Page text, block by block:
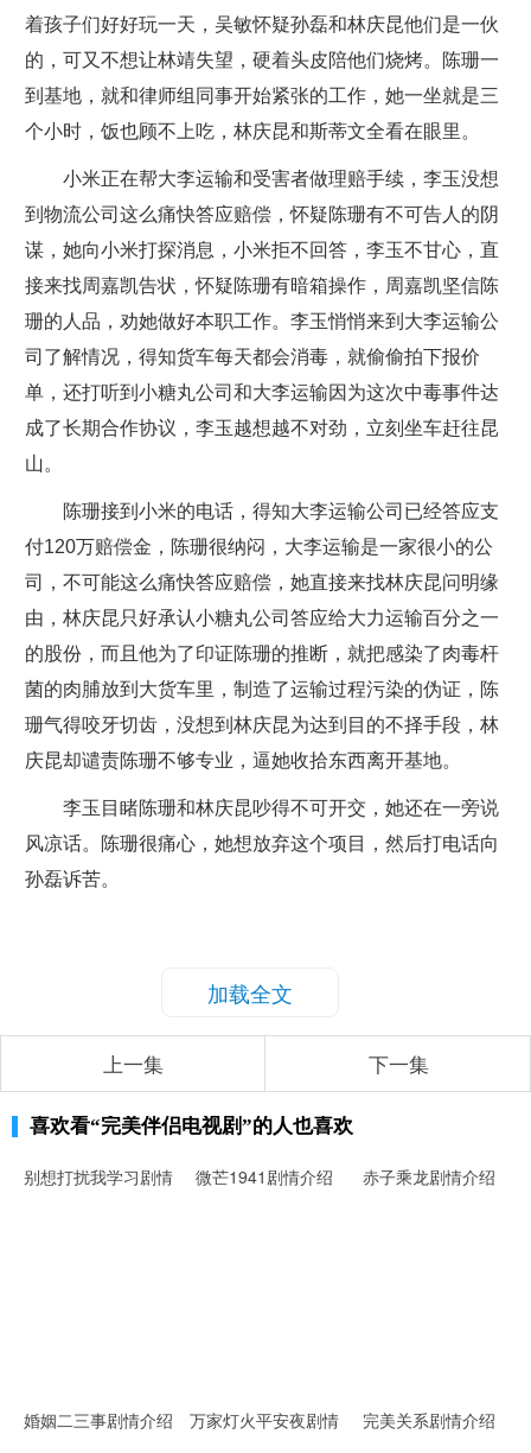
着孩子们好好玩一天，吴敏怀疑孙磊和林庆昆他们是一伙
的，可又不想让林靖失望，硬着头皮陪他们烧烤。陈珊一
到基地，就和律师组同事开始紧张的工作，她一坐就是三
个小时，饭也顾不上吃，林庆昆和斯蒂文全看在眼里。
小米正在帮大李运输和受害者做理赔手续，李玉没想
到物流公司这么痛快答应赔偿，怀疑陈珊有不可告人的阴
谋，她向小米打探消息，小米拒不回答，李玉不甘心，直
接来找周嘉凯告状，怀疑陈珊有暗箱操作，周嘉凯坚信陈
珊的人品，劝她做好本职工作。李玉悄悄来到大李运输公
司了解情况，得知货车每天都会消毒，就偷偷拍下报价
单，还打听到小糖丸公司和大李运输因为这次中毒事件达
成了长期合作协议，李玉越想越不对劲，立刻坐车赶往昆
山。
陈珊接到小米的电话，得知大李运输公司已经答应支
付120万赔偿金，陈珊很纳闷，大李运输是一家很小的公
司，不可能这么痛快答应赔偿，她直接来找林庆昆问明缘
由，林庆昆只好承认小糖丸公司答应给大力运输百分之一
的股份，而且他为了印证陈珊的推断，就把感染了肉毒杆
菌的肉脯放到大货车里，制造了运输过程污染的伪证，陈
珊气得咬牙切齿，没想到林庆昆为达到目的不择手段，林
庆昆却谴责陈珊不够专业，逼她收拾东西离开基地。
李玉目睹陈珊和林庆昆吵得不可开交，她还在一旁说
风凉话。陈珊很痛心，她想放弃这个项目，然后打电话向
孙磊诉苦。
加载全文
上一集 下一集
喜欢看“完美伴侣电视剧”的人也喜欢
别想打扰我学习剧情
微芒1941剧情介绍 赤子乘龙剧情介绍
婚姻二三事剧情介绍
万家灯火平安夜剧情
完美关系剧情介绍